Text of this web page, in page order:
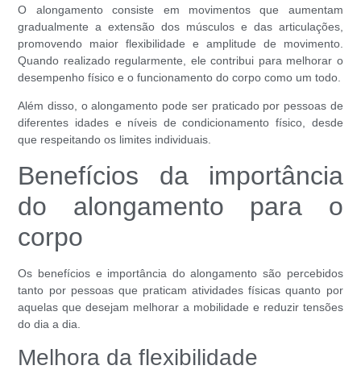
O alongamento consiste em movimentos que aumentam
gradualmente a extensão dos músculos e das articulações,
promovendo maior flexibilidade e amplitude de movimento.
Quando realizado regularmente, ele contribui para melhorar o
desempenho físico e o funcionamento do corpo como um todo.
Além disso, o alongamento pode ser praticado por pessoas de
diferentes idades e níveis de condicionamento físico, desde
que respeitando os limites individuais.
Benefícios da importância
do alongamento para o
corpo
Os benefícios e importância do alongamento são percebidos
tanto por pessoas que praticam atividades físicas quanto por
aquelas que desejam melhorar a mobilidade e reduzir tensões
do dia a dia.
Melhora da flexibilidade